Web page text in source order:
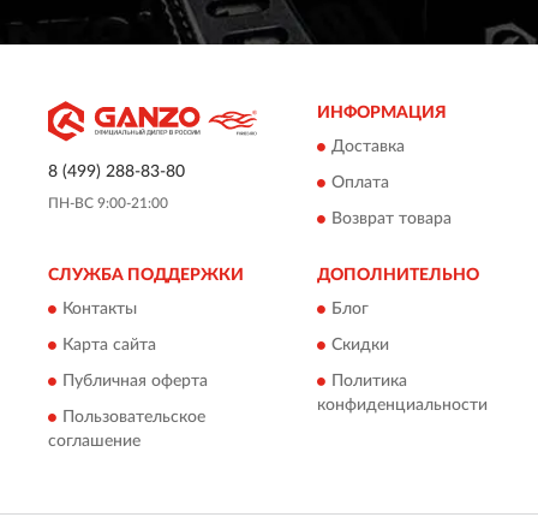
8 (499) 288-83-80
ПН-ВС 9:00-21:00
ИНФОРМАЦИЯ
Доставка
Оплата
Возврат товара
СЛУЖБА ПОДДЕРЖКИ
Контакты
Карта сайта
Публичная оферта
Пользовательское
соглашение
ДОПОЛНИТЕЛЬНО
Блог
Скидки
Политика
конфиденциальности